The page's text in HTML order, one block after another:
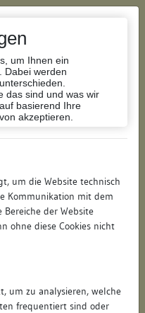
um Ihnen ein
Dabei werden
das sind und was wir
basierend Ihre
akzeptieren.
um die Website technisch
Kommunikation mit dem
der Website
ohne diese Cookies nicht
um zu analysieren, welche
frequentiert sind oder
Restaurierung
Restaurierung